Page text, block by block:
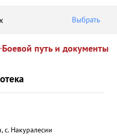
Выбрать
Боевой путь и документы
с. Накуралесии